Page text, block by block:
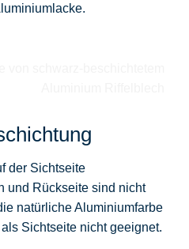
der Sichtseite
und Rückseite sind nicht
natürliche Aluminiumfarbe
Sichtseite nicht geeignet.